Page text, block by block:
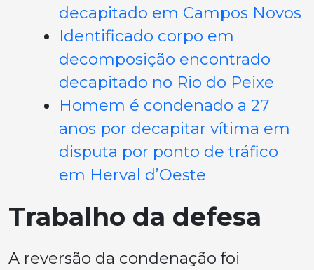
decapitado em Campos Novos
Identificado corpo em
decomposição encontrado
decapitado no Rio do Peixe
Homem é condenado a 27
anos por decapitar vítima em
disputa por ponto de tráfico
em Herval d’Oeste
Trabalho da defesa
A reversão da condenação foi